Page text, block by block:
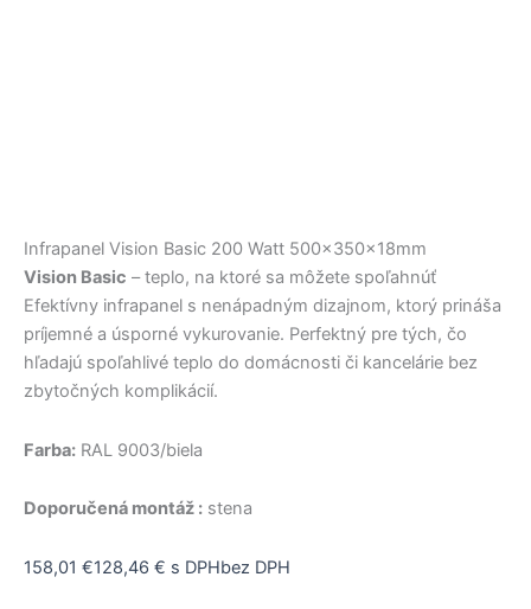
Infrapanel Vision Basic 200 Watt 500x350x18mm
Vision Basic – teplo, na ktoré sa môžete spoľahnúť
Efektívny infrapanel s nenápadným dizajnom, ktorý prináša
príjemné a úsporné vykurovanie. Perfektný pre tých, čo
hľadajú spoľahlivé teplo do domácnosti či kancelárie bez
zbytočných komplikácií.
Farba: RAL 9003/biela
Doporučená montáž : stena
158,01 €128,46 € s DPHbez DPH